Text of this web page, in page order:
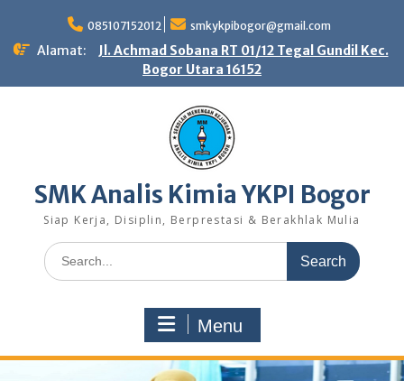
content
085107152012 smkykpibogor@gmail.com
Alamat:
Jl. Achmad Sobana RT 01/12 Tegal Gundil Kec.
Bogor Utara 16152
SMK Analis Kimia YKPI Bogor
Siap Kerja, Disiplin, Berprestasi & Berakhlak Mulia
Search
for:
Menu